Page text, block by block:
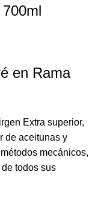
en Rama
Extra superior,
de aceitunas y
mecánicos,
todos sus